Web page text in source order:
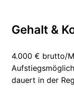
Gehalt &
4.000 € brutto/
dauert in der